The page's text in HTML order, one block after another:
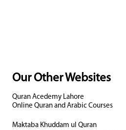
Our Other Websites
Quran Acedemy Lahore
Online Quran and Arabic Courses
Maktaba Khuddam ul Quran